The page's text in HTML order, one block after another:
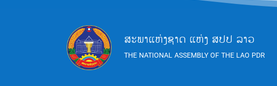
ສະພາແຫ່ງຊາດ ແຫ່ງ ສປປ ລາວ
THE NATIONAL ASSEMBLY OF THE LAO PDR